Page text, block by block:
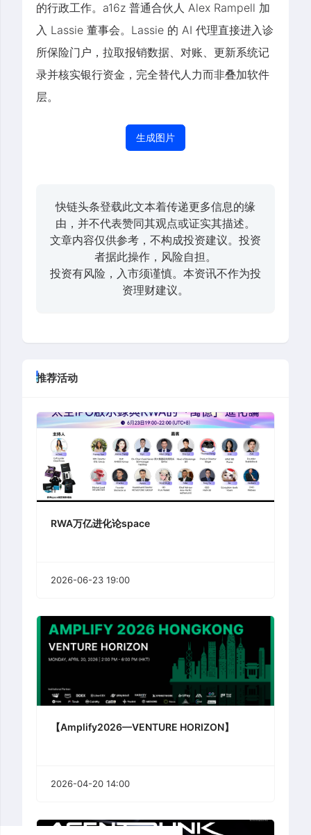
的行政工作。a16z 普通合伙人 Alex Rampell 加
入 Lassie 董事会。Lassie 的 AI 代理直接进入诊
所保险门户，拉取报销数据、对账、更新系统记
录并核实银行资金，完全替代人力而非叠加软件
层。
生成图片
快链头条登载此文本着传递更多信息的缘
由，并不代表赞同其观点或证实其描述。
文章内容仅供参考，不构成投资建议。投资
者据此操作，风险自担。
投资有风险，入市须谨慎。本资讯不作为投
资理财建议。
推荐活动
RWA万亿进化论space
2026-06-23 19:00
【Amplify2026—VENTURE HORIZON】
2026-04-20 14:00